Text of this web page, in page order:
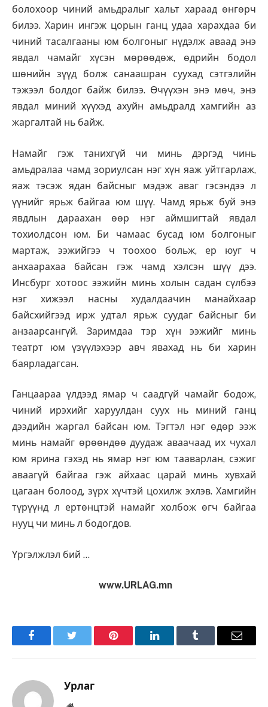
болохоор чиний амьдралыг хальт хараад өнгөрч
билээ. Харин ингэж цорын ганц удаа харахдаа би
чиний тасалгааны юм болгоныг нүдэлж аваад энэ
явдал чамайг хүсэн мөрөөдөж, өдрийн бодол
шөнийн зүүд болж санаашран суухад сэтгэлийн
тэжээл болдог байж билээ. Өчүүхэн энэ мөч, энэ
явдал миний хүүхэд ахуйн амьдралд хамгийн аз
жаргалтай нь байж.
Намайг гэж танихгүй чи минь дэргэд чинь
амьдралаа чамд зориулсан нэг хүн яаж уйтгарлаж,
яаж тэсэж ядан байсныг мэдэж аваг гэсэндээ л
үүнийг ярьж байгаа юм шүү. Чамд ярьж буй энэ
явдлын дараахан өөр нэг аймшигтай явдал
тохиолдсон юм. Би чамаас бусад юм болгоныг
мартаж, ээжийгээ ч тоохоо больж, ер юуг ч
анхаарахаа байсан гэж чамд хэлсэн шүү дээ.
Инсбург хотоос ээжийн минь холын садан сүлбээ
нэг хижээл насны худалдаачин манайхаар
байсхийгээд ирж удтал ярьж суудаг байсныг би
анзаарсангүй. Заримдаа тэр хүн ээжийг минь
театрт юм үзүүлэхээр авч явахад нь би харин
баярладагсан.
Ганцаараа үлдээд ямар ч саадгүй чамайг бодож,
чиний ирэхийг харуулдан суух нь миний ганц
дээдийн жаргал байсан юм. Тэгтэл нэг өдөр ээж
минь намайг өрөөндөө дуудаж аваачаад их чухал
юм ярина гэхэд нь ямар нэг юм тааварлан, сэжиг
аваагүй байгаа гэж айхаас царай минь хувхай
цагаан болоод, зүрх хүчтэй цохилж эхлэв. Хамгийн
түрүүнд л ертөнцтэй намайг холбож өгч байгаа
нууц чи минь л бодогдов.
Үргэлжлэл бий …
www.URLAG.mn
FacebookTwitter Pinterest LinkedInTumblr Имэйл
Урлаг